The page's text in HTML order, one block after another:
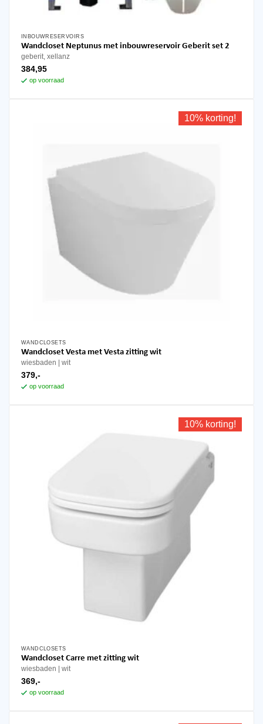
INBOUWRESERVOIRS
Wandcloset Neptunus met inbouwreservoir Geberit set 2
geberit, xellanz
384,95
op voorraad
10% korting!
WANDCLOSETS
Wandcloset Vesta met Vesta zitting wit
wiesbaden wit
379,-
op voorraad
10% korting!
WANDCLOSETS
Wandcloset Carre met zitting wit
wiesbaden wit
369,-
op voorraad